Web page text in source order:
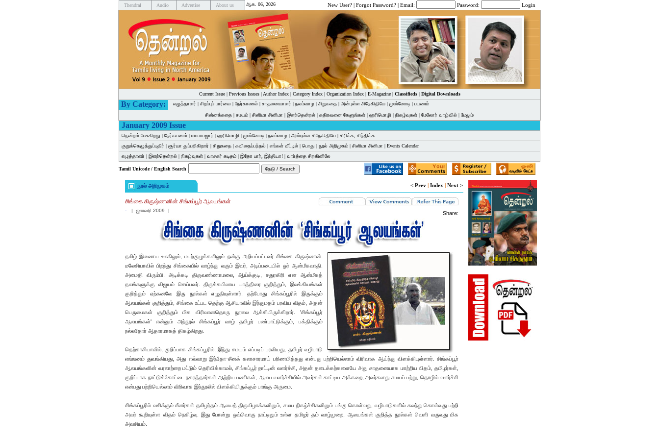
Thendral Audio Advertise About us ஆக. 06, 2026 New User? | Forgot Password? | Email: Password: Login
Current Issue| Previous Issues| Author Index| Category Index| Organization Index| E-Magazine| Classifieds| Digital Downloads
By Category: எழுத்தாளர் | சிறப்புப் பார்வை | நேர்காணல் | சாதனையாளர் | நலம்வாழ | சிறுகதை | அன்புள்ள சிநேகிதியே | முன்னோடி | பயணம்
சின்னக்கதை | சமயம் | சினிமா சினிமா | இளந்தென்றல் | கதிரவனை கேளுங்கள் | ஹரிமொழி | நிகழ்வுகள் | மேலோர் வாழ்வில் | மேலும்
January 2009 Issue
தென்றல் பேசுகிறது | நேர்காணல் | மாயாபஜார் | ஹரிமொழி | முன்னோடி | நலம்வாழ | அன்புள்ள சிநேகிதியே | சிரிக்க, சிந்திக்க
குறுக்கெழுத்துப்புதிர் | சூர்யா துப்பறிகிறார் | சிறுகதை | கவிதைப்பந்தல் | எங்கள் வீட்டில் | பொது | நூல் அறிமுகம் | சினிமா சினிமா | Events Calendar
எழுத்தாளர் | இளந்தென்றல் | நிகழ்வுகள் | வாசகர் கடிதம் | இதோ பார், இந்தியா! | வார்த்தை சிறகினிலே
Tamil Unicode / English Search
நூல் அறிமுகம் < Prev | Index | Next >
சிங்கை கிருஷ்ணனின் சிங்கப்பூர் ஆலயங்கள்
- | ஜனவரி 2009 | Share:
தமிழ் இணைய உலகிலும், மடற்குழுக்களிலும் நன்கு அறியப்பட்டவர் சிங்கை கிருஷ்ணன்.
மலேசியாவில் பிறந்து சிங்கையில் வாழ்ந்து வரும் இவர், அடிப்படையில் ஓர் ஆன்மீகவாதி.
அமைதி விரும்பி. அடிக்கடி திருவண்ணாமலை, ஆய்க்குடி, சதுரகிரி என ஆன்மீகத்
தலங்களுக்கு விஜயம் செய்பவர். திருக்கயிலாய யாத்திரை குறித்தும், இலக்கியங்கள்
குறித்தும் ஏற்கனவே இரு நூல்கள் எழுதியுள்ளார். தற்போது சிங்கப்பூரில் இருக்கும்
ஆலயங்கள் குறித்தும், சிங்கை உட்பட தெற்கு ஆசியாவில் இந்துமதம் பரவிய விதம், அதன்
பெருமைகள் குறித்தும் மிக விரிவானதொரு நூலை ஆக்கியிருக்கிறார். 'சிங்கப்பூர்
ஆலயங்கள்' என்னும் அந்நூல் சிங்கப்பூர் வாழ் தமிழர் பண்பாட்டுக்கும், பக்திக்கும்
நல்லதோர் ஆதாரமாகத் திகழ்கிறது.
தெற்காசியாவில், குறிப்பாக சிங்கப்பூரில், இந்து சமயம் எப்படிப் பரவியது, தமிழர் வழிபாடு
எங்ஙனம் துவங்கியது, அது எவ்வாறு இந்தோ-சீனக் கலாசாரமாய் பரிணமித்தது என்பது பற்றியெல்லாம் விரிவாக ஆய்ந்து விளக்கியுள்ளார். சிங்கப்பூர்
ஆலயங்களின் வரலாற்றை மட்டும் தெரிவிக்காமல், சிங்கப்பூர் நாட்டின் வளர்ச்சி, அதன் தடைக்கற்களையே அது சாதனையாக மாற்றிய விதம், தமிழர்கள்,
குறிப்பாக நாட்டுக்கோட்டை நகரத்தார்கள் ஆற்றிய பணிகள், ஆலய வளர்ச்சியில் அவர்கள் காட்டிய அக்கறை, அவர்களது சமயப் பற்று, தொழில் வளர்ச்சி
என்பது பற்றியெல்லாம் விரிவாக இந்நூலில் விளக்கியிருக்கும் பாங்கு அருமை.
சிங்கப்பூரில் வசிக்கும் சீனர்கள் தமிழர்தம் ஆலயத் திருவிழாக்களிலும், சமய நிகழ்ச்சிகளிலும் பங்கு கொள்வது, வழிபாடுகளில் கலந்து கொள்வது பற்றி
அவர் கூறியுள்ள விதம் நெகிழ்வு. இது போன்று ஒவ்வொரு நாட்டிலும் உள்ள தமிழர் தம் வாழ்முறை, ஆலயங்கள் குறித்த நூல்கள் வெளி வருவது மிக
அவசியம்.